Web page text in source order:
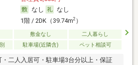
なし
なし
1階 / 2DK（39.74m2）
敷金なし
二人暮らし
駐車場(近隣含) ペット相談可
・二人入居可・駐車場3台分以上・保証